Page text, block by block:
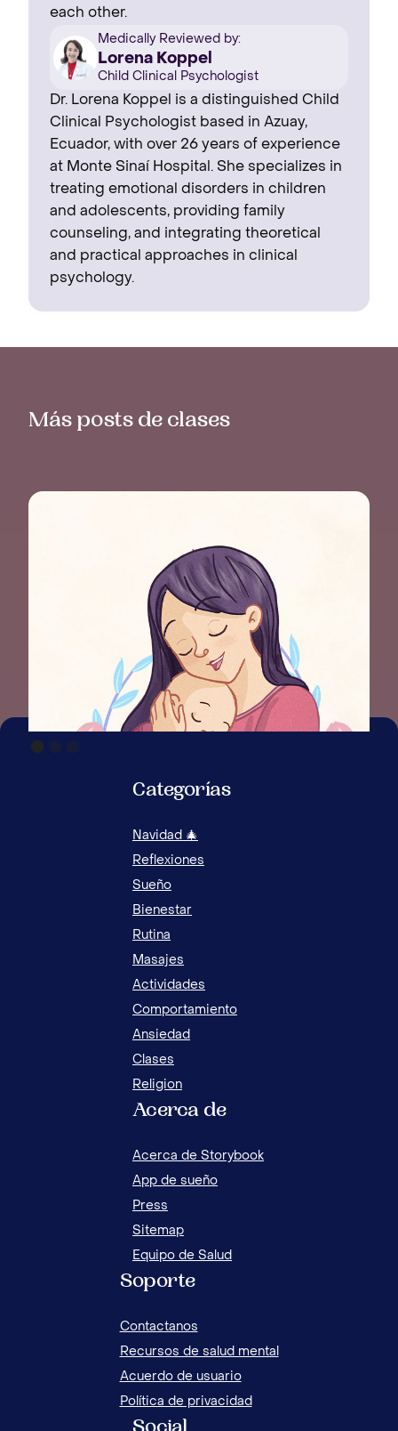
each other.
Medically Reviewed by:
Lorena Koppel
Child Clinical Psychologist
Dr. Lorena Koppel is a distinguished Child
Clinical Psychologist based in Azuay,
Ecuador, with over 26 years of experience
at Monte Sinaí Hospital. She specializes in
treating emotional disorders in children
and adolescents, providing family
counseling, and integrating theoretical
and practical approaches in clinical
psychology.
Más posts de clases
Categorías
Navidad 🎄
Reflexiones
Sueño
Bienestar
Rutina
Masajes
Actividades
Comportamiento
Ansiedad
Clases
Religion
Acerca de
Acerca de Storybook
App de sueño
Press
Sitemap
Equipo de Salud
Soporte
Contactanos
Recursos de salud mental
Acuerdo de usuario
Política de privacidad